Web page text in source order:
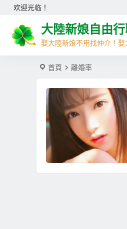
欢迎光临！
大陸新娘自由
娶大陸新娘不用找仲介！娶
首頁 離婚率